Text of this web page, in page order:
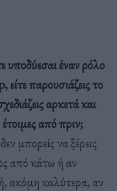
έναν ρόλο
είτε παρουσιάζεις το
αρκετά και
από πριν;
μπορείς να ξέρεις
από κάτω ή αν
ακόμη καλύτερα, αν